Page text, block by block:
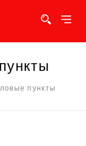
пункты